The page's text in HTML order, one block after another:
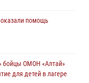
помощь
бойцы ОМОН «Алтай»
для детей в лагере